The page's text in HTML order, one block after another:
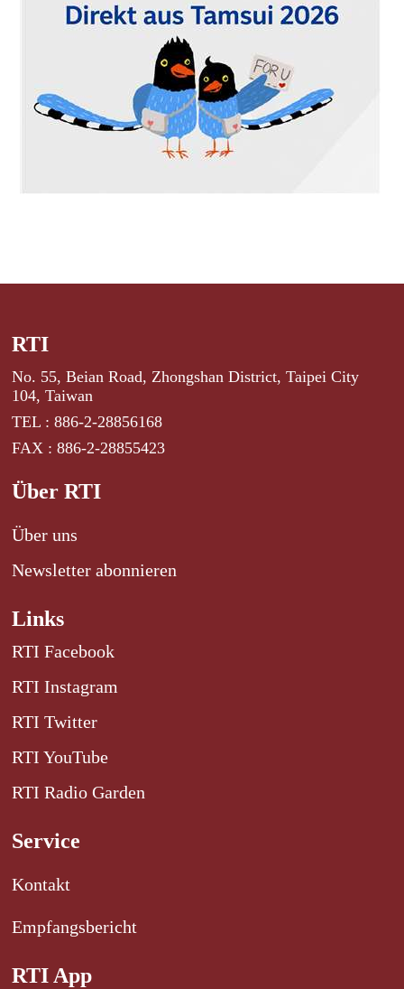
RTI
No. 55, Beian Road, Zhongshan District, Taipei City
104, Taiwan
TEL : 886-2-28856168
FAX : 886-2-28855423
Über RTI
Über uns
Newsletter abonnieren
Links
RTI Facebook
RTI Instagram
RTI Twitter
RTI YouTube
RTI Radio Garden
Service
Kontakt
Empfangsbericht
RTI App